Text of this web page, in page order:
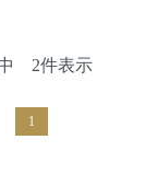
2件表示
1